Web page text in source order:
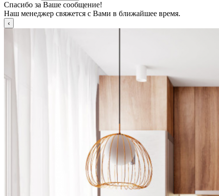
Спасибо за Ваше сообщение!
Наш менеджер свяжется с Вами в ближайшее время.